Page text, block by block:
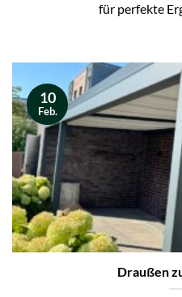
für perfekte
Draußen
10
Feb.